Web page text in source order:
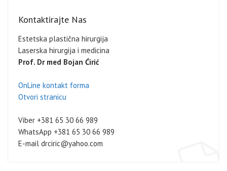
Kontaktirajte Nas
Estetska plastična hirurgija
Laserska hirurgija i medicina
Prof. Dr med Bojan Ćirić
OnLine kontakt forma
Otvori stranicu
Viber +381 65 30 66 989
WhatsApp +381 65 30 66 989
E-mail drciric@yahoo.com